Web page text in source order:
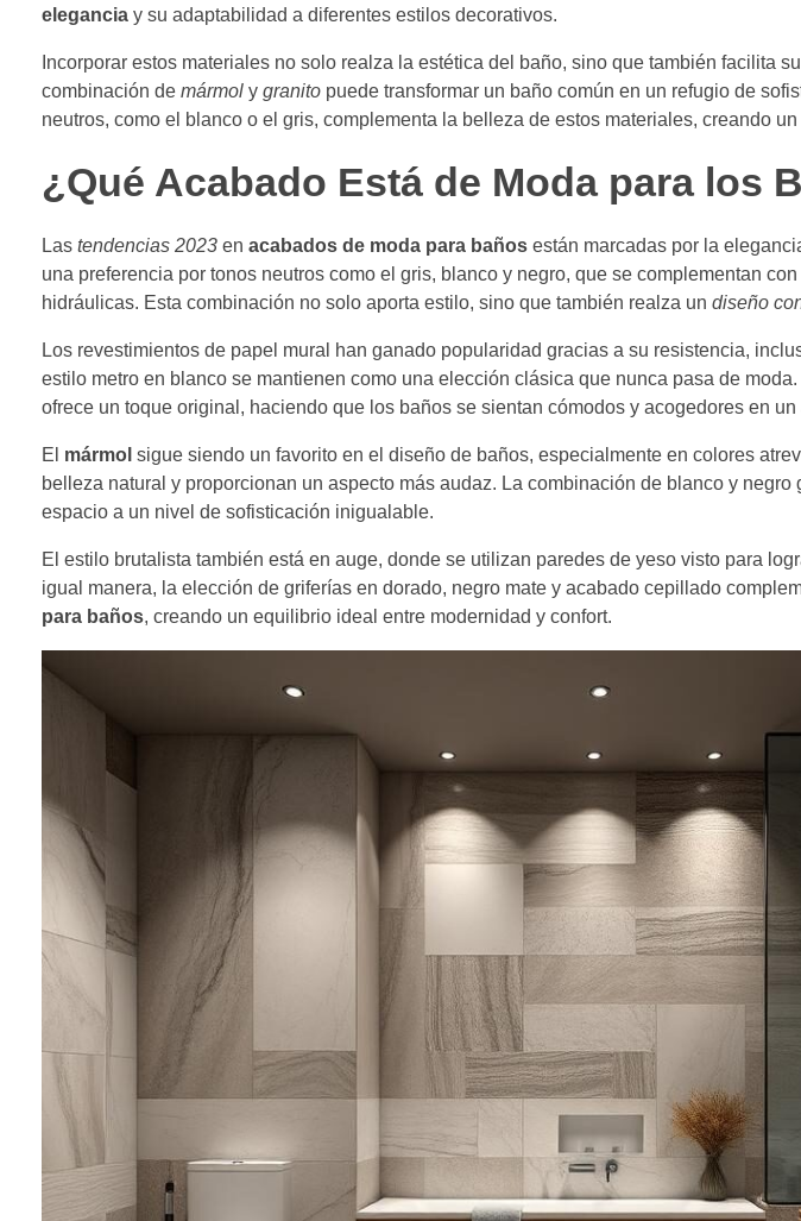
elegancia y su adaptabilidad a diferentes estilos decorativos.
Incorporar estos materiales no solo realza la estética del baño, sino que también facilita
combinación de mármol y granito puede transformar un baño común en un refugio de
neutros, como el blanco o el gris, complementa la belleza de estos materiales, creando
¿Qué Acabado Está de Moda para los
Las tendencias 2023 en acabados de moda para baños están marcadas por la
una preferencia por tonos neutros como el gris, blanco y negro, que se complementan
hidráulicas. Esta combinación no solo aporta estilo, sino que también realza un diseño
Los revestimientos de papel mural han ganado popularidad gracias a su resistencia,
estilo metro en blanco se mantienen como una elección clásica que nunca pasa de
ofrece un toque original, haciendo que los baños se sientan cómodos y acogedores en
El mármol sigue siendo un favorito en el diseño de baños, especialmente en colores
belleza natural y proporcionan un aspecto más audaz. La combinación de blanco y negro
espacio a un nivel de sofisticación inigualable.
El estilo brutalista también está en auge, donde se utilizan paredes de yeso visto para
igual manera, la elección de griferías en dorado, negro mate y acabado cepillado
para baños, creando un equilibrio ideal entre modernidad y confort.